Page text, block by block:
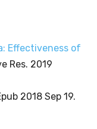
Effectiveness of
Res. 2019
2018 Sep 19.